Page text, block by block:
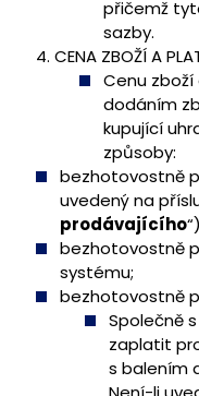
přičemž
sazby.
CENA ZBOŽÍ A
Cenu
dodáním
kupující
způsoby:
bezhotovostně
uvedený na
prodávajícího
bezhotovostně
systému;
bezhotovostně
Společně
zaplatit
s balením